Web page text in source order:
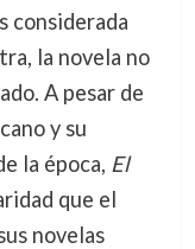
considerada
la novela no
A pesar de
y su
la época, El
que el
novelas